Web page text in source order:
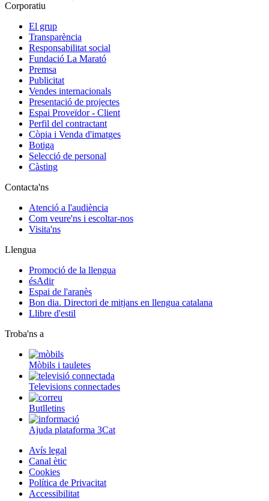
Corporatiu
El grup
Transparència
Responsabilitat social
Fundació La Marató
Premsa
Publicitat
Vendes internacionals
Presentació de projectes
Espai Proveïdor - Client
Perfil del contractant
Còpia i Venda d'imatges
Botiga
Selecció de personal
Càsting
Contacta'ns
Atenció a l'audiència
Com veure'ns i escoltar-nos
Visita'ns
Llengua
Promoció de la llengua
ésAdir
Espai de l'aranès
Bon dia. Directori de mitjans en llengua catalana
Llibre d'estil
Troba'ns a
Mòbils i tauletes
Televisions connectades
Butlletins
Ajuda plataforma 3Cat
Avís legal
Canal ètic
Cookies
Política de Privacitat
Accessibilitat